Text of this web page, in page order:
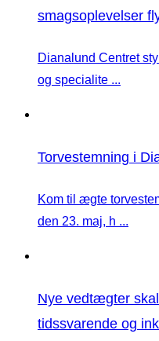
smagsoplevelser
Dianalund Centret
og specialite ...
Torvestemning i
Kom til ægte
den 23. maj, h ...
Nye vedtægter
tidssvarende og